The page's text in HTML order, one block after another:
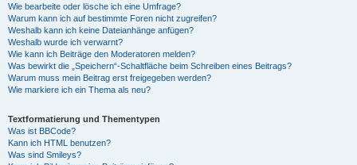
Wie bearbeite oder lösche ich eine Umfrage?
Warum kann ich auf bestimmte Foren nicht zugreifen?
Weshalb kann ich keine Dateianhänge anfügen?
Weshalb wurde ich verwarnt?
Wie kann ich Beiträge den Moderatoren melden?
Was bewirkt die „Speichern“-Schaltfläche beim Schreiben eines Beitrags?
Warum muss mein Beitrag erst freigegeben werden?
Wie markiere ich ein Thema als neu?
Textformatierung und Thementypen
Was ist BBCode?
Kann ich HTML benutzen?
Was sind Smileys?